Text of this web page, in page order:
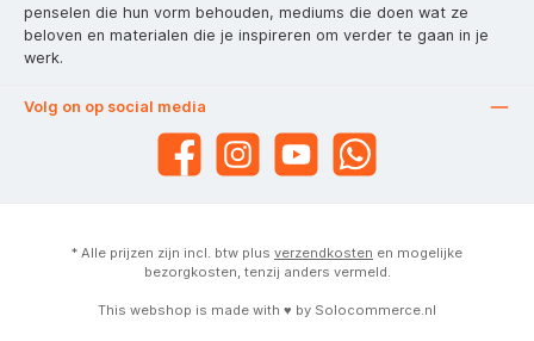
penselen die hun vorm behouden, mediums die doen wat ze
beloven en materialen die je inspireren om verder te gaan in je
werk.
Volg on op social media
* Alle prijzen zijn incl. btw plus verzendkosten en mogelijke
bezorgkosten, tenzij anders vermeld.
This webshop is made with ♥ by Solocommerce.nl